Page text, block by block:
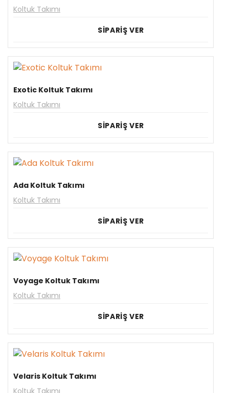
Koltuk Takımı
SİPARİŞ VER
Exotic Koltuk Takımı
Koltuk Takımı
SİPARİŞ VER
Ada Koltuk Takımı
Koltuk Takımı
SİPARİŞ VER
Voyage Koltuk Takımı
Koltuk Takımı
SİPARİŞ VER
Velaris Koltuk Takımı
Koltuk Takımı